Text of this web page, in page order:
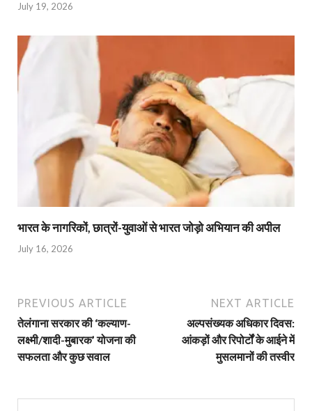
July 19, 2026
भारत के नागरिकों, छात्रों-युवाओं से भारत जोड़ो अभियान की अपील
July 16, 2026
PREVIOUS ARTICLE
तेलंगाना सरकार की ‘कल्याण-
लक्ष्मी/शादी-मुबारक’ योजना की
सफलता और कुछ सवाल
NEXT ARTICLE
अल्पसंख्यक अधिकार दिवस:
आंकड़ों और रिपोर्टों के आईने में
मुसलमानों की तस्वीर